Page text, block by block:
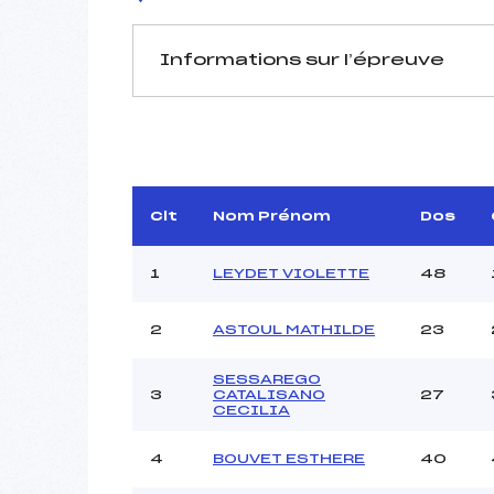
Informations sur l’épreuve
Arbitre :
Assistant :
MANCHE 1
Heure de départ :
Clt Nom Prénom Dos
1 LEYDET VIOLETTE 48
2 ASTOUL MATHILDE 23
3
SESSAREGO
CATALISANO
CECILIA
27
4 BOUVET ESTHERE 40